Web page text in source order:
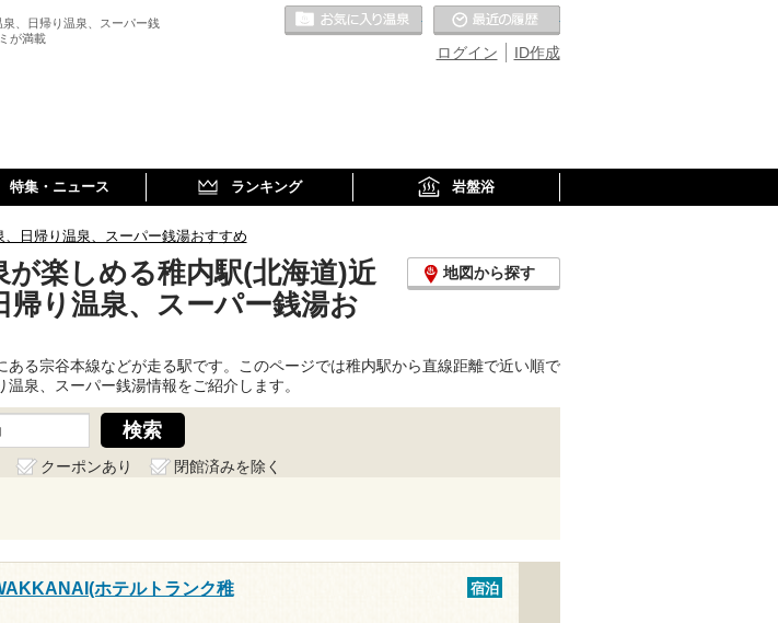
、日帰り温泉、スーパー銭
が満載
ID作成
ログイン
お気に入りの温泉
特集・ニュース ランキング 岩盤浴
日帰り温泉、スーパー銭湯おすすめ
が楽しめる稚内駅(北海道)近
帰り温泉、スーパー銭湯お
地図から探す
ある宗谷本線などが走る駅です。このページでは稚内駅から直線距離で近い順で
泉、スーパー銭湯情報をご紹介します。
クーポンあり
閉館済みを除く
ホテルトランク稚
宿泊